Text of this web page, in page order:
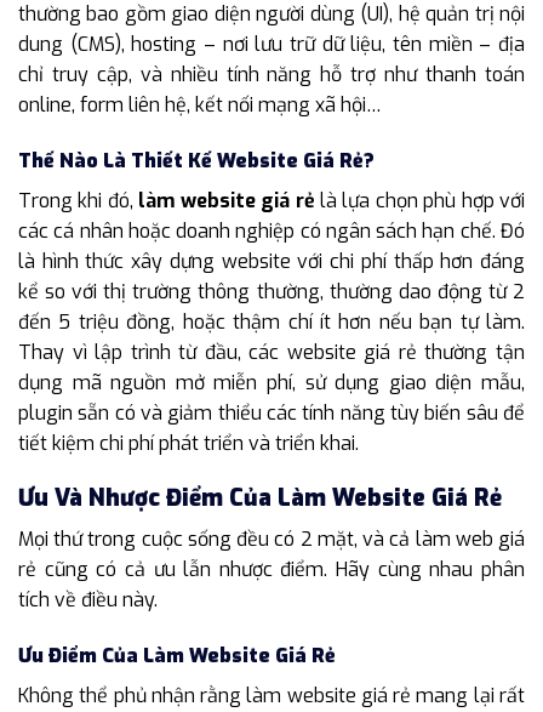
thường bao gồm giao diện người dùng (UI), hệ quản trị nội
dung (CMS), hosting – nơi lưu trữ dữ liệu, tên miền – địa
chỉ truy cập, và nhiều tính năng hỗ trợ như thanh toán
online, form liên hệ, kết nối mạng xã hội…
Thế Nào Là Thiết Kế Website Giá Rẻ?
Trong khi đó, làm website giá rẻ là lựa chọn phù hợp với
các cá nhân hoặc doanh nghiệp có ngân sách hạn chế. Đó
là hình thức xây dựng website với chi phí thấp hơn đáng
kể so với thị trường thông thường, thường dao động từ 2
đến 5 triệu đồng, hoặc thậm chí ít hơn nếu bạn tự làm.
Thay vì lập trình từ đầu, các website giá rẻ thường tận
dụng mã nguồn mở miễn phí, sử dụng giao diện mẫu,
plugin sẵn có và giảm thiểu các tính năng tùy biến sâu để
tiết kiệm chi phí phát triển và triển khai.
Ưu Và Nhược Điểm Của Làm Website Giá Rẻ
Mọi thứ trong cuộc sống đều có 2 mặt, và cả làm web giá
rẻ cũng có cả ưu lẫn nhược điểm. Hãy cùng nhau phân
tích về điều này.
Ưu Điểm Của Làm Website Giá Rẻ
Không thể phủ nhận rằng làm website giá rẻ mang lại rất